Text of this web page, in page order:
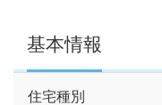
基本情報
住宅種別